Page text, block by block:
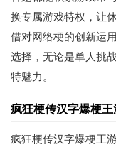
换专属游戏特权，让
借对网络梗的创新运
选择，无论是单人挑
特魅力。
疯狂梗传汉字爆梗王
疯狂梗传汉字爆梗王